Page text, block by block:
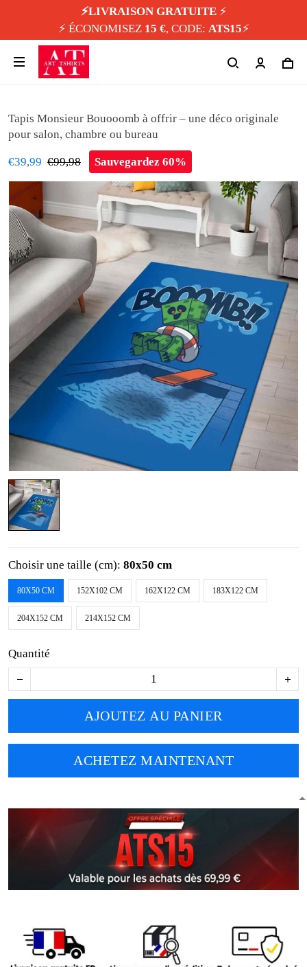
⚡️LIVRAISON GRATUITE⚡️
⚡️ ÉCONOMISEZ 15 €, CODE: ATS15⚡️
Tapis Monsieur Bouooomb à offrir – une déco originale
pour salon, chambre ou bureau
€39,99 €99,98 Sauvegardez 60%
Choisir une taille (cm): 80x50 cm
80X50 CM 152X102 CM 162X122 CM 183X122 CM
204X152 CM 214X152 CM
Quantité
AJOUTEZ AU PANIER
ACHETEZ MAINTENANT